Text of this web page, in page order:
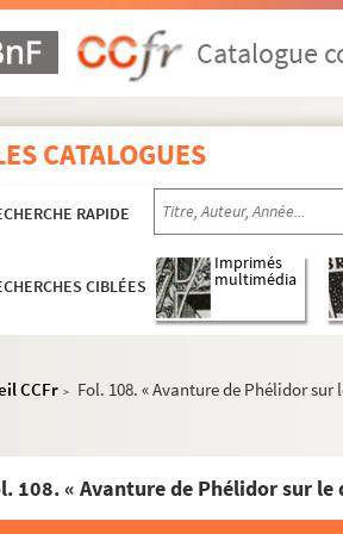
Catalogue
CATALOGUES
RAPIDE
CIBLÉES
Imprimés
multimédia
CCFr > Fol. 108. « Avanture de Phélidor sur
108. « Avanture de Phélidor sur le
de copies de documents dont la